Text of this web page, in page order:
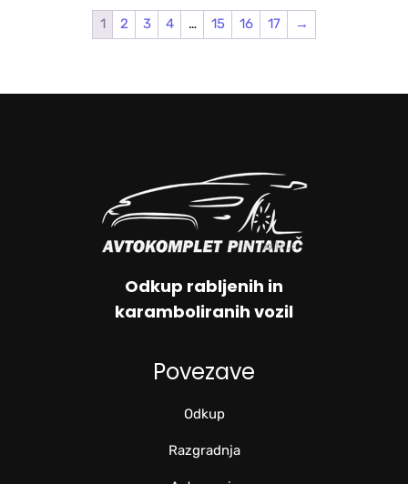
1 2 3 4 … 15 16 17 →
Odkup rabljenih in
karamboliranih vozil
Povezave
Odkup
Razgradnja